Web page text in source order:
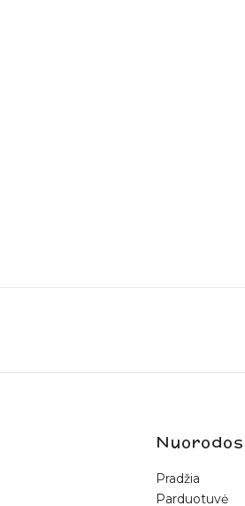
Nuorodos
Pradžia
Parduotuvė